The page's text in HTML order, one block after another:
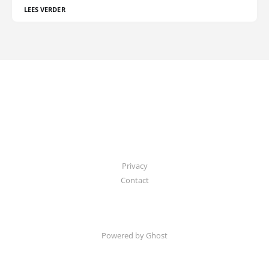
LEES VERDER
Privacy
Contact
Powered by Ghost